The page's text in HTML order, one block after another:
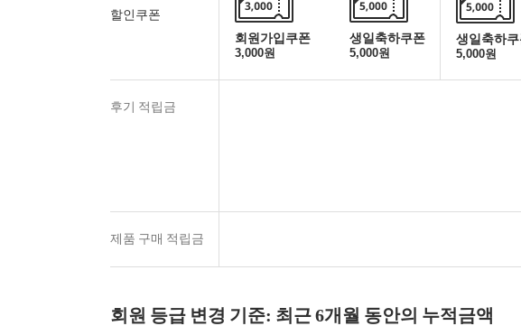
할인쿠폰
회원가입쿠폰
3,000원
생일축하쿠폰
5,000원
생일축하
5,000원
후기 적립금
제품 구매 적립금
회원 등급 변경 기준: 최근 6개월 동안의 누적금액